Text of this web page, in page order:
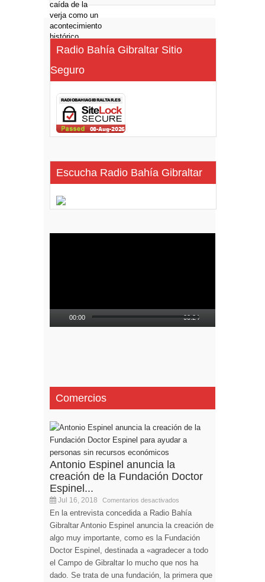
Radio Bahía Gibraltar Sitio
Seguro
Escucha Radio Bahía Gibraltar
00:00 00:24
Comercios
Antonio Espinel anuncia la
creación de la Fundación Doctor
Espinel...
Jul 16, 2018 Comentarios desactivados
En la entrevista concedida a Radio Bahía
Gibraltar Antonio Espinel anuncia la creación de
algo muy importante, como es la Fundación
Doctor Espinel, destinada a «agradecer a todo
el Campo de Gibraltar lo mucho que nos ha
dado. Se trata de una fundación, la primera que